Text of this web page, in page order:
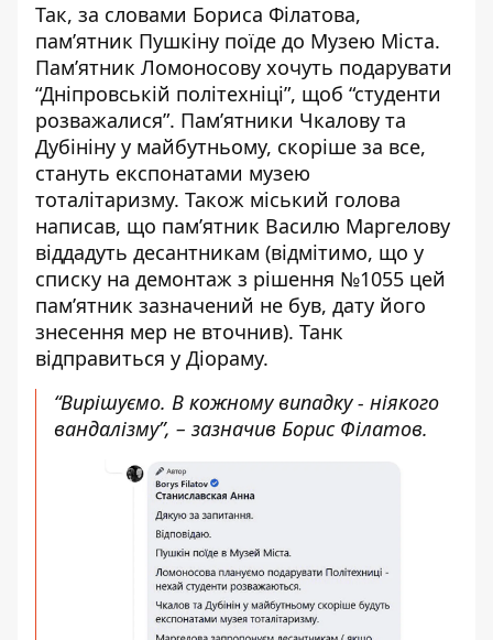
Так, за словами Бориса Філатова,
пам’ятник Пушкіну поїде до Музею Міста.
Пам’ятник Ломоносову хочуть подарувати
“Дніпровській політехніці”, щоб “студенти
розважалися”. Пам’ятники Чкалову та
Дубініну у майбутньому, скоріше за все,
стануть експонатами музею
тоталітаризму. Також міський голова
написав, що пам’ятник Василю Маргелову
віддадуть десантникам (відмітимо, що у
списку на демонтаж з рішення №1055 цей
пам’ятник зазначений не був, дату його
знесення мер не вточнив). Танк
відправиться у Діораму.
“Вирішуємо. В кожному випадку - ніякого
вандалізму”, – зазначив Борис Філатов.